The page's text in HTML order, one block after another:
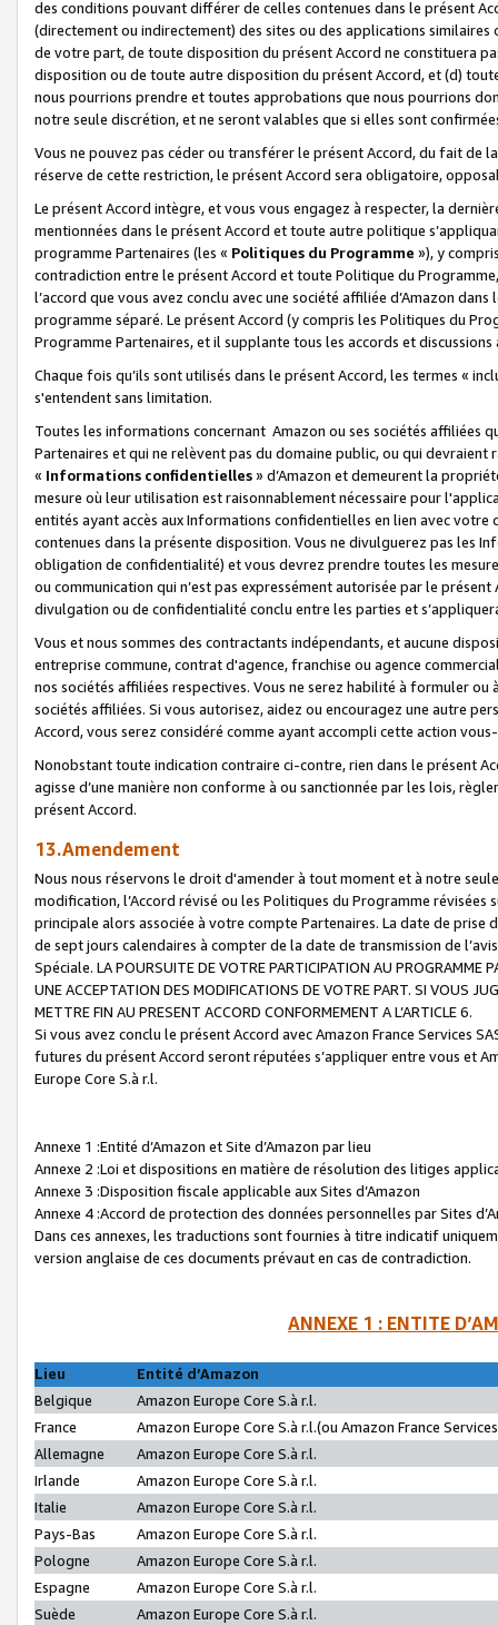
des conditions pouvant différer de celles contenues dans le présent
(directement ou indirectement) des sites ou des applications
de votre part, de toute disposition du présent Accord ne constituera
disposition ou de toute autre disposition du présent Accord, et (d)
nous pourrions prendre et toutes approbations que nous pourrions
notre seule discrétion, et ne seront valables que si elles sont
Vous ne pouvez pas céder ou transférer le présent Accord, du fait de
réserve de cette restriction, le présent Accord sera obligatoire,
Le présent Accord intègre, et vous vous engagez à respecter, la
mentionnées dans le présent Accord et toute autre politique
programme Partenaires (les « Politiques du Programme »), y
contradiction entre le présent Accord et toute Politique du
l’accord que vous avez conclu avec une société affiliée d’Amazon
programme séparé. Le présent Accord (y compris les Politiques du
Programme Partenaires, et il supplante tous les accords et discussions
Chaque fois qu’ils sont utilisés dans le présent Accord, les termes «
s'entendent sans limitation.
Toutes les informations concernant Amazon ou ses sociétés affiliées
Partenaires et qui ne relèvent pas du domaine public, ou qui
« Informations confidentielles» d’Amazon et demeurent la
mesure où leur utilisation est raisonnablement nécessaire pour
entités ayant accès aux Informations confidentielles en lien avec
contenues dans la présente disposition. Vous ne divulguerez pas les
obligation de confidentialité) et vous devrez prendre toutes les
ou communication qui n’est pas expressément autorisée par le
divulgation ou de confidentialité conclu entre les parties et
Vous et nous sommes des contractants indépendants, et aucune
entreprise commune, contrat d'agence, franchise ou agence
nos sociétés affiliées respectives. Vous ne serez habilité à formuler
sociétés affiliées. Si vous autorisez, aidez ou encouragez une autre
Accord, vous serez considéré comme ayant accompli cette action
Nonobstant toute indication contraire ci-contre, rien dans le présent
agisse d’une manière non conforme à ou sanctionnée par les lois,
présent Accord.
13.Amendement
Nous nous réservons le droit d'amender à tout moment et à notre
modification, l’Accord révisé ou les Politiques du Programme
principale alors associée à votre compte Partenaires. La date de
de sept jours calendaires à compter de la date de transmission de
Spéciale. LA POURSUITE DE VOTRE PARTICIPATION AU PROGRAMME
UNE ACCEPTATION DES MODIFICATIONS DE VOTRE PART. SI VOUS
METTRE FIN AU PRESENT ACCORD CONFORMEMENT A L’ARTICLE 6.
Si vous avez conclu le présent Accord avec Amazon France Services
futures du présent Accord seront réputées s’appliquer entre vous et
Europe Core S.à r.l.
Annexe 1 :Entité d’Amazon et Site d’Amazon par lieu
Annexe 2 :Loi et dispositions en matière de résolution des litiges
Annexe 3 :Disposition fiscale applicable aux Sites d’Amazon
Annexe 4 :Accord de protection des données personnelles par Sites
Dans ces annexes, les traductions sont fournies à titre indicatif
version anglaise de ces documents prévaut en cas de contradiction.
ANNEXE 1 : ENTITE
Lieu
Entité d’Amazon
Belgique
Amazon Europe Core S.à r.l.
France
Amazon Europe Core S.à r.l.(ou Amazon France
Allemagne
Amazon Europe Core S.à r.l.
Irlande
Amazon Europe Core S.à r.l.
Italie
Amazon Europe Core S.à r.l.
Pays-Bas
Amazon Europe Core S.à r.l.
Pologne
Amazon Europe Core S.à r.l.
Espagne
Amazon Europe Core S.à r.l.
Suède
Amazon Europe Core S.à r.l.